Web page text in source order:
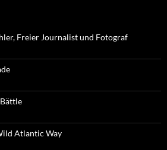
Freier Journalist und Fotograf
Atlantic Way